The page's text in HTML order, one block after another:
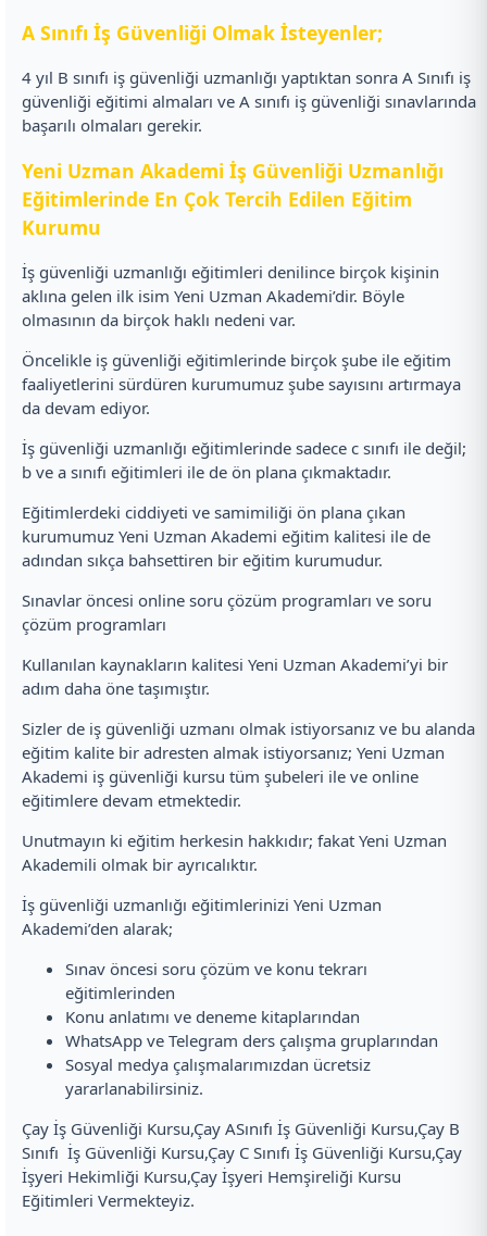
A Sınıfı İş Güvenliği Olmak İsteyenler;
4 yıl B sınıfı iş güvenliği uzmanlığı yaptıktan sonra A Sınıfı iş
güvenliği eğitimi almaları ve A sınıfı iş güvenliği sınavlarında
başarılı olmaları gerekir.
Yeni Uzman Akademi İş Güvenliği Uzmanlığı
Eğitimlerinde En Çok Tercih Edilen Eğitim
Kurumu
İş güvenliği uzmanlığı eğitimleri denilince birçok kişinin
aklına gelen ilk isim Yeni Uzman Akademi’dir. Böyle
olmasının da birçok haklı nedeni var.
Öncelikle iş güvenliği eğitimlerinde birçok şube ile eğitim
faaliyetlerini sürdüren kurumumuz şube sayısını artırmaya
da devam ediyor.
İş güvenliği uzmanlığı eğitimlerinde sadece c sınıfı ile değil;
b ve a sınıfı eğitimleri ile de ön plana çıkmaktadır.
Eğitimlerdeki ciddiyeti ve samimiliği ön plana çıkan
kurumumuz Yeni Uzman Akademi eğitim kalitesi ile de
adından sıkça bahsettiren bir eğitim kurumudur.
Sınavlar öncesi online soru çözüm programları ve soru
çözüm programları
Kullanılan kaynakların kalitesi Yeni Uzman Akademi’yi bir
adım daha öne taşımıştır.
Sizler de iş güvenliği uzmanı olmak istiyorsanız ve bu alanda
eğitim kalite bir adresten almak istiyorsanız; Yeni Uzman
Akademi iş güvenliği kursu tüm şubeleri ile ve online
eğitimlere devam etmektedir.
Unutmayın ki eğitim herkesin hakkıdır; fakat Yeni Uzman
Akademili olmak bir ayrıcalıktır.
İş güvenliği uzmanlığı eğitimlerinizi Yeni Uzman
Akademi’den alarak;
Sınav öncesi soru çözüm ve konu tekrarı
eğitimlerinden
Konu anlatımı ve deneme kitaplarından
WhatsApp ve Telegram ders çalışma gruplarından
Sosyal medya çalışmalarımızdan ücretsiz
yararlanabilirsiniz.
Çay İş Güvenliği Kursu,Çay ASınıfı İş Güvenliği Kursu,Çay B
Sınıfı İş Güvenliği Kursu,Çay C Sınıfı İş Güvenliği Kursu,Çay
İşyeri Hekimliği Kursu,Çay İşyeri Hemşireliği Kursu
Eğitimleri Vermekteyiz.